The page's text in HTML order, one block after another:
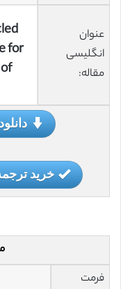
عنوان
انگلیسی
مقاله:
for
خرید
فرمت